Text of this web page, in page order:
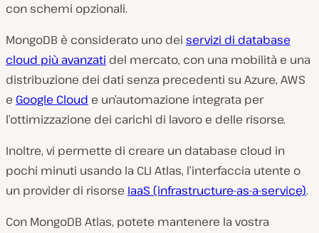
con schemi opzionali.
MongoDB è considerato uno dei servizi di database
cloud più avanzati del mercato, con una mobilità e una
distribuzione dei dati senza precedenti su Azure, AWS
e Google Cloud e un’automazione integrata per
l’ottimizzazione dei carichi di lavoro e delle risorse.
Inoltre, vi permette di creare un database cloud in
pochi minuti usando la CLI Atlas, l’interfaccia utente o
un provider di risorse IaaS (infrastructure-as-a-service).
Con MongoDB Atlas, potete mantenere la vostra